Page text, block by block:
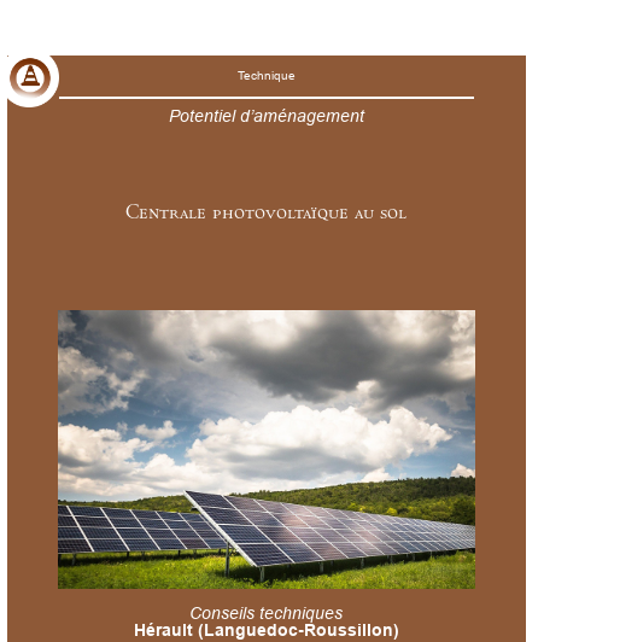
Technique
Potentiel d’aménagement
Centrale photovoltaïque au sol
Conseils techniques
Hérault (Languedoc-Roussillon)